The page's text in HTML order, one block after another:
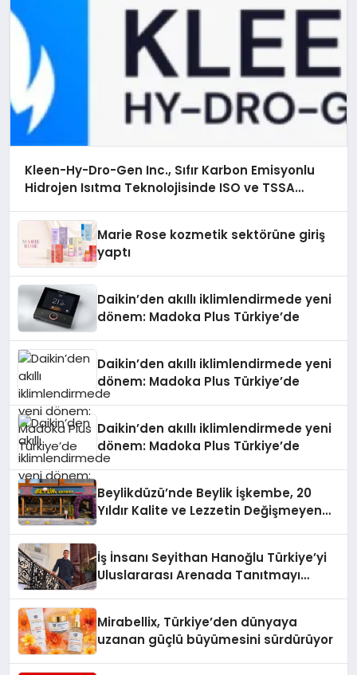
Kleen-Hy-Dro-Gen Inc., Sıfır Karbon Emisyonlu
Hidrojen Isıtma Teknolojisinde ISO ve TSSA
Marie Rose kozmetik sektörüne giriş
yaptı
Daikin’den akıllı iklimlendirmede yeni
dönem: Madoka Plus Türkiye’de
Daikin’den akıllı iklimlendirmede yeni
dönem: Madoka Plus Türkiye’de
Daikin’den akıllı iklimlendirmede yeni
dönem: Madoka Plus Türkiye’de
Beylikdüzü’nde Beylik İşkembe, 20
Yıldır Kalite ve Lezzetin Değişmeyen
İş İnsanı Seyithan Hanoğlu Türkiye’yi
Uluslararası Arenada Tanıtmayı
Mirabellix, Türkiye’den dünyaya
uzanan güçlü büyümesini sürdürüyor